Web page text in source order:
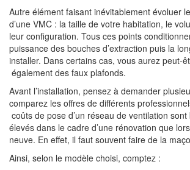
Autre élément faisant inévitablement évoluer
d’une VMC : la taille de votre habitation, le
leur configuration. Tous ces points
puissance des bouches d’extraction puis la
installer. Dans certains cas, vous aurez peut-
également des faux plafonds.
Avant l’installation, pensez à demander
comparez les offres de différents
coûts de pose d’un réseau de ventilation
élevés dans le cadre d’une rénovation que
neuve. En effet, il faut souvent faire de la
Ainsi, selon le modèle choisi, comptez :